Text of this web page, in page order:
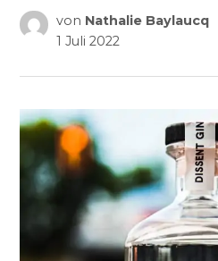
von Nathalie Baylaucq
1 Juli 2022